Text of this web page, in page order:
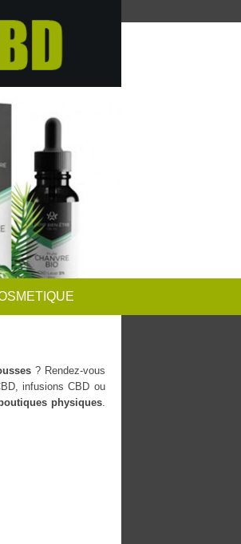
? Rendez-vous
infusions CBD ou
physiques.